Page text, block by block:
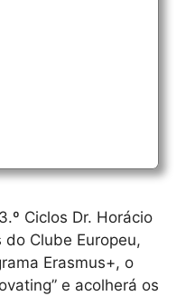
Ciclos Dr. Horácio
Clube Europeu,
Erasmus+, o
e acolherá os